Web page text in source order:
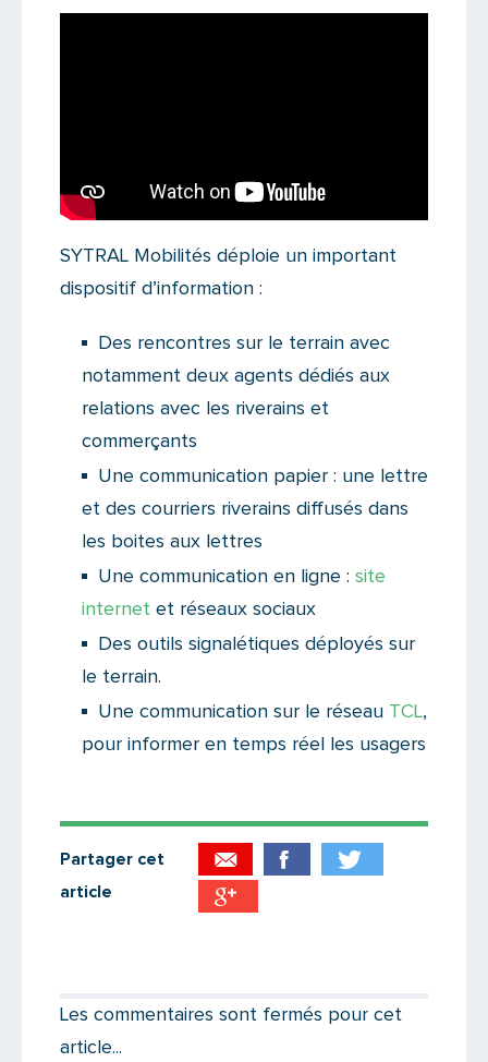
SYTRAL Mobilités déploie un important
dispositif d’information :
Des rencontres sur le terrain avec
notamment deux agents dédiés aux
relations avec les riverains et
commerçants
Une communication papier : une lettre
et des courriers riverains diffusés dans
les boites aux lettres
Une communication en ligne : site
internet et réseaux sociaux
Des outils signalétiques déployés sur
le terrain.
Une communication sur le réseau TCL,
pour informer en temps réel les usagers
Partager cet
article
Les commentaires sont fermés pour cet
article...